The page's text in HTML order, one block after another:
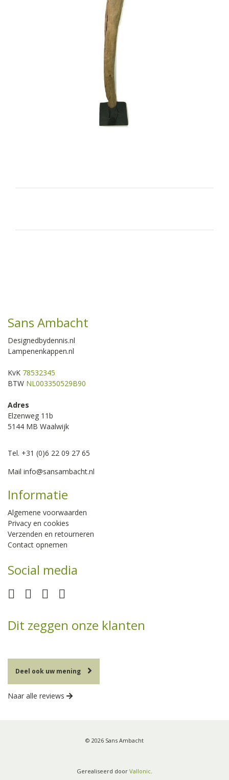
Sans Ambacht
Designedbydennis.nl
Lampenenkappen.nl
KvK 78532345
BTW NL003350529B90
Adres
Elzenweg 11b
5144 MB Waalwijk
Tel. +31 (0)6 22 09 27 65
Mail info@sansambacht.nl
Informatie
Algemene voorwaarden
Privacy en cookies
Verzenden en retourneren
Contact opnemen
Social media
Dit zeggen onze klanten
Deel ook uw mening
Naar alle reviews
© 2026 Sans Ambacht
Gerealiseerd door Vallonic